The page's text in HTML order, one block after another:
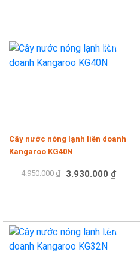
-21%
Cây nước nóng lạnh liên doanh
Kangaroo KG40N
4.950.000 ₫ 3.930.000 ₫
-18%